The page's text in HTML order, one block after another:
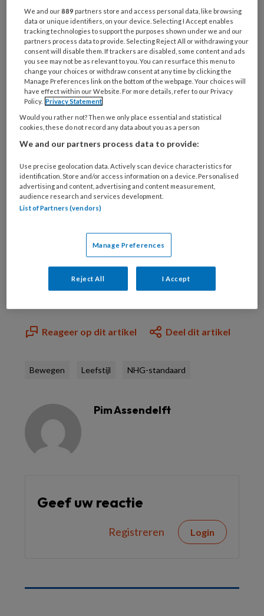
praktijkondersteuner. Voor veel
aandoeningen is bewegen een nuttig
leefstijladvies. Toch is er vaak nog
twijfel over de effectiviteit ervan.
Een systematische review van 46
gerandomiseerde
PREMIUM
Bekijk de mogelijkheden
Al abonnee?
Reageer op dit artikel Deel dit artikel
Bewegen Leefstijl NHG-standaard
Pim Assendelft
Geef uw reactie
Registreren Login
We and our889 partners store and access personal data, like browsing
data or unique identifiers, on your device. Selecting I Accept enables
tracking technologies to support the purposes shown under we and our
partners process data to provide. Selecting Reject All or withdrawing your
consent will disable them. If trackers are disabled, some content and ads
you see may not be as relevant to you. You can resurface this menu to
change your choices or withdraw consent at any time by clicking the
Manage Preferences link on the bottom of the webpage. Your choices will
have effect within our Website. For more details, refer to our Privacy
Policy. Privacy Statement
Would you rather not? Then we only place essential and statistical
cookies, these do not record any data about you as a person
We and our partners process data to provide:
Use precise geolocation data. Actively scan device characteristics for
identification. Store and/or access information on a device. Personalised
advertising and content, advertising and content measurement,
audience research and services development.
List of Partners (vendors)
Manage Preferences
Reject All I Accept